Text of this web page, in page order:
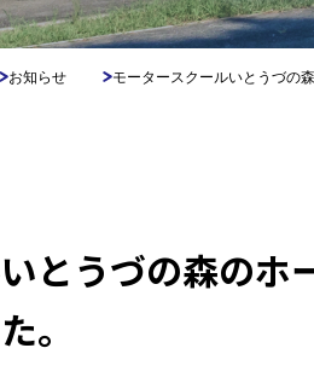
お知らせ モータースクールいとうづの
とうづの森のホ
。